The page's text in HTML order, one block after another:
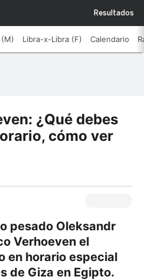
Resultados
Libra-x-Libra (F) Calendario
¿Qué debes
cómo ver
pesado Oleksandr
Verhoeven el
en horario especial
de Giza en Egipto.